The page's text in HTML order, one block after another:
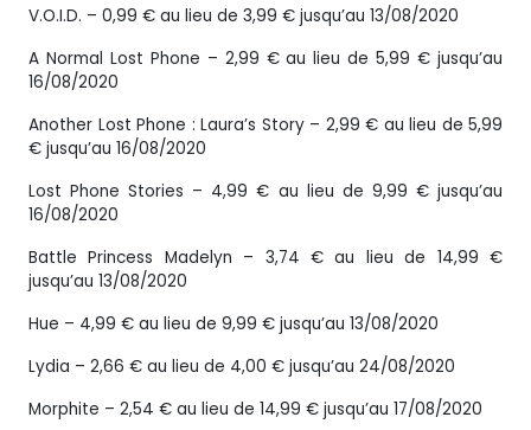
V.O.I.D. – 0,99 € au lieu de 3,99 € jusqu’au 13/08/2020
A Normal Lost Phone – 2,99 € au lieu de 5,99 € jusqu’au
16/08/2020
Another Lost Phone : Laura’s Story – 2,99 € au lieu de 5,99
€ jusqu’au 16/08/2020
Lost Phone Stories – 4,99 € au lieu de 9,99 € jusqu’au
16/08/2020
Battle Princess Madelyn – 3,74 € au lieu de 14,99 €
jusqu’au 13/08/2020
Hue – 4,99 € au lieu de 9,99 € jusqu’au 13/08/2020
Lydia – 2,66 € au lieu de 4,00 € jusqu’au 24/08/2020
Morphite – 2,54 € au lieu de 14,99 € jusqu’au 17/08/2020